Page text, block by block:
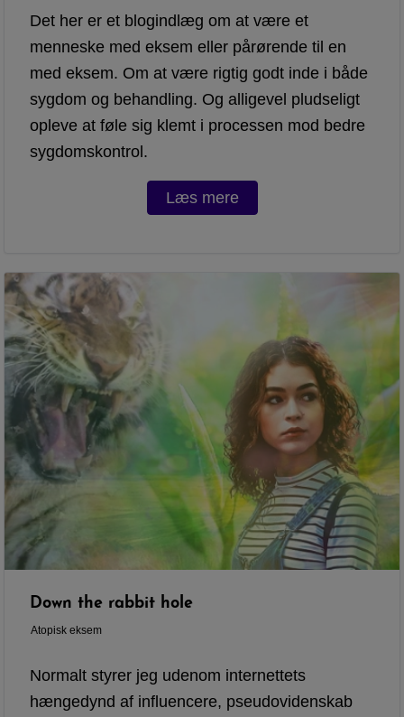
Det her er et blogindlæg om at være et
menneske med eksem eller pårørende til en
med eksem. Om at være rigtig godt inde i både
sygdom og behandling. Og alligevel pludseligt
opleve at føle sig klemt i processen mod bedre
sygdomskontrol.
Læs mere
Down the rabbit hole
Atopisk eksem
Normalt styrer jeg udenom internettets
hængedynd af influencere, pseudovidenskab